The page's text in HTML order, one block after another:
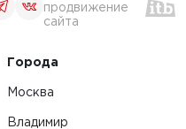
продвижение
сайта
Города
Москва
Владимир